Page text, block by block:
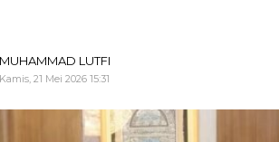
MUHAMMAD LUTFI
Kamis, 21 Mei 2026 15:31